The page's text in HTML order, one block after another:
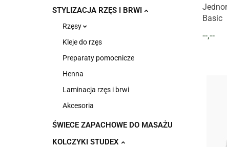
STYLIZACJA RZĘS I BRWI
Rzęsy
Kleje do rzęs
Preparaty pomocnicze
Henna
Laminacja rzęs i brwi
Akcesoria
ŚWIECE ZAPACHOWE DO MASAŻU
KOLCZYKI STUDEX
Basic
--,--